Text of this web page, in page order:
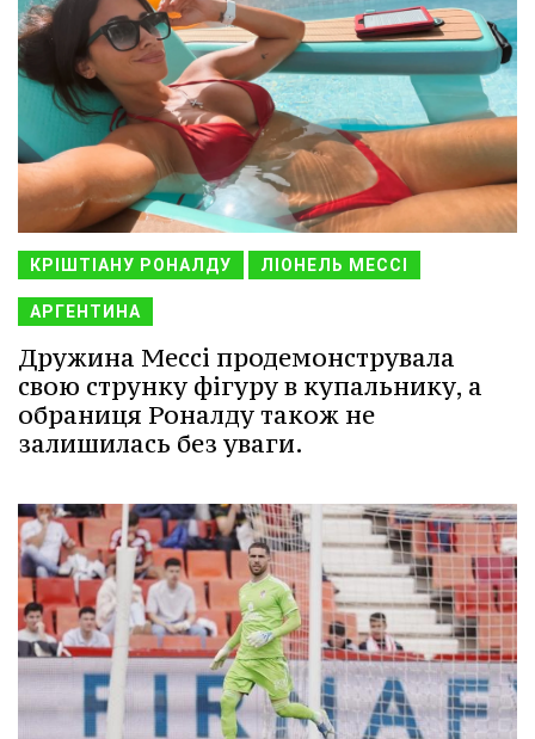
КРІШТІАНУ РОНАЛДУ ЛІОНЕЛЬ МЕССІ
АРГЕНТИНА
Дружина Мессі продемонструвала
свою струнку фігуру в купальнику, а
обраниця Роналду також не
залишилась без уваги.